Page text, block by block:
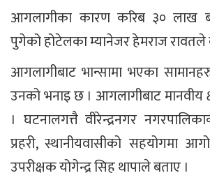
आगलागीका कारण करिब ३० लाख
पुगेको होटेलका म्यानेजर हेमराज रावतले
आगलागीबाट भान्सामा भएका
उनको भनाइ छ । आगलागीबाट
। घटनालगत्तै वीरेन्द्रनगर
प्रहरी, स्थानीयवासीको सहयोगमा
उपरीक्षक योगेन्द्र सिह थापाले बताए ।